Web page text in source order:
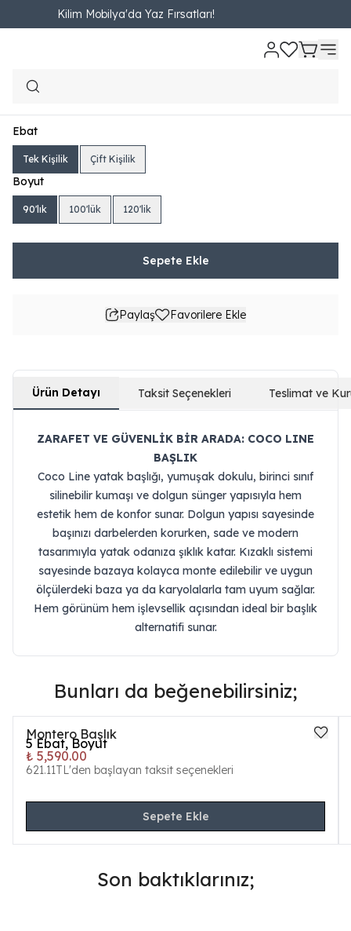
Kilim Mobilya'da Yaz Fırsatları!
Ana Sayfa YATAK VE BAZALAR Başlık
₺ 3,790.00
Ebat
Tek Kişilik Çift Kişilik
Boyut
90'lık 100'lük 120'lik
Sepete Ekle
Paylaş Favorilere Ekle
Ürün Detayı Taksit Seçenekleri Teslimat ve
ZARAFET VE GÜVENLİK BİR ARADA: COCO LINE
BAŞLIK
Coco Line yatak başlığı, yumuşak dokulu, birinci sınıf
silinebilir kumaşı ve dolgun sünger yapısıyla hem
estetik hem de konfor sunar. Dolgun yapısı sayesinde
başınızı darbelerden korurken, sade ve modern
tasarımıyla yatak odanıza şıklık katar. Kızaklı sistemi
sayesinde bazaya kolayca monte edilebilir ve uygun
ölçülerdeki baza ya da karyolalarla tam uyum sağlar.
Hem görünüm hem işlevsellik açısından ideal bir başlık
alternatifi sunar.
Bunları da beğenebilirsiniz;
Montero Başlık
5 Ebat, Boyut
₺ 5,590.00
621.11TL'den başlayan taksit seçenekleri
Sepete Ekle
Son baktıklarınız;